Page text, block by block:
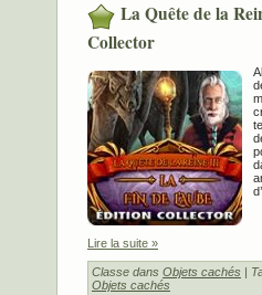
La Quête de la
Collector
Lire la suite »
Classe dans Objets cachés |
Objets cachés